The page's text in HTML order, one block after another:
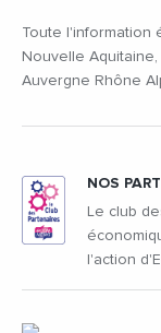
Toute l'information
Nouvelle
Auvergne Rhône
NOS
Le club
l'action